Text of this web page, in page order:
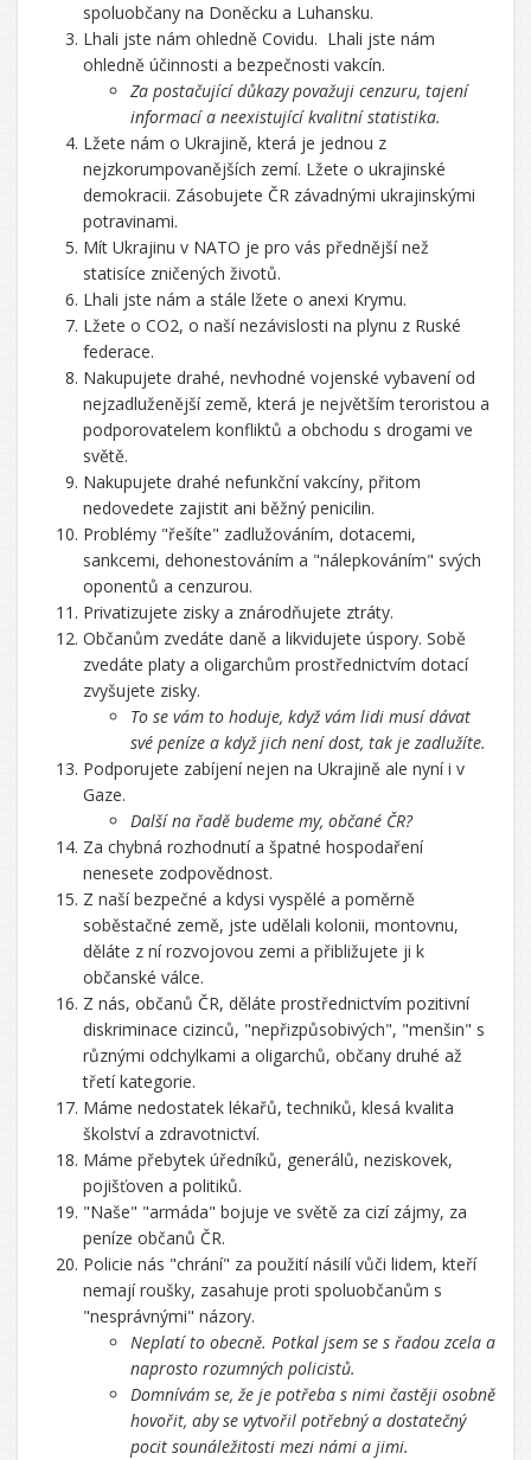
spoluobčany na Doněcku a Luhansku.
Lhali jste nám ohledně Covidu. Lhali jste nám
ohledně účinnosti a bezpečnosti vakcín.
Za postačující důkazy považuji cenzuru, tajení
informací a neexistující kvalitní statistika.
Lžete nám o Ukrajině, která je jednou z
nejzkorumpovanějších zemí. Lžete o ukrajinské
demokracii. Zásobujete ČR závadnými ukrajinskými
potravinami.
Mít Ukrajinu v NATO je pro vás přednější než
statisíce zničených životů.
Lhali jste nám a stále lžete o anexi Krymu.
Lžete o CO2, o naší nezávislosti na plynu z Ruské
federace.
Nakupujete drahé, nevhodné vojenské vybavení od
nejzadluženější země, která je největším teroristou a
podporovatelem konfliktů a obchodu s drogami ve
světě.
Nakupujete drahé nefunkční vakcíny, přitom
nedovedete zajistit ani běžný penicilin.
Problémy "řešíte" zadlužováním, dotacemi,
sankcemi, dehonestováním a "nálepkováním" svých
oponentů a cenzurou.
Privatizujete zisky a znárodňujete ztráty.
Občanům zvedáte daně a likvidujete úspory. Sobě
zvedáte platy a oligarchům prostřednictvím dotací
zvyšujete zisky.
To se vám to hoduje, když vám lidi musí dávat
své peníze a když jich není dost, tak je zadlužíte.
Podporujete zabíjení nejen na Ukrajině ale nyní i v
Gaze.
Další na řadě budeme my, občané ČR?
Za chybná rozhodnutí a špatné hospodaření
nenesete zodpovědnost.
Z naší bezpečné a kdysi vyspělé a poměrně
soběstačné země, jste udělali kolonii, montovnu,
děláte z ní rozvojovou zemi a přibližujete ji k
občanské válce.
Z nás, občanů ČR, děláte prostřednictvím pozitivní
diskriminace cizinců, "nepřizpůsobivých", "menšin" s
různými odchylkami a oligarchů, občany druhé až
třetí kategorie.
Máme nedostatek lékařů, techniků, klesá kvalita
školství a zdravotnictví.
Máme přebytek úředníků, generálů, neziskovek,
pojišťoven a politiků.
"Naše" "armáda" bojuje ve světě za cizí zájmy, za
peníze občanů ČR.
Policie nás "chrání" za použití násilí vůči lidem, kteří
nemají roušky, zasahuje proti spoluobčanům s
"nesprávnými" názory.
Neplatí to obecně. Potkal jsem se s řadou zcela a
naprosto rozumných policistů.
Domnívám se, že je potřeba s nimi častěji osobně
hovořit, aby se vytvořil potřebný a dostatečný
pocit sounáležitosti mezi námi a jimi.